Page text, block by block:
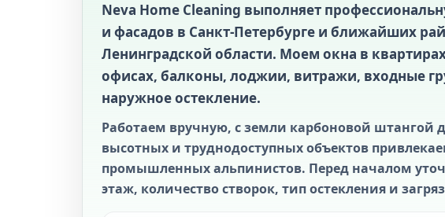
Neva Home Cleaning выполняет
и фасадов в Санкт-Петербурге и ближайших
Ленинградской области. Моем окна в
офисах, балконы, лоджии, витражи, входные
наружное остекление.
Работаем вручную, с земли карбоновой штангой
высотных и труднодоступных объектов
промышленных альпинистов. Перед началом
этаж, количество створок, тип остекления и